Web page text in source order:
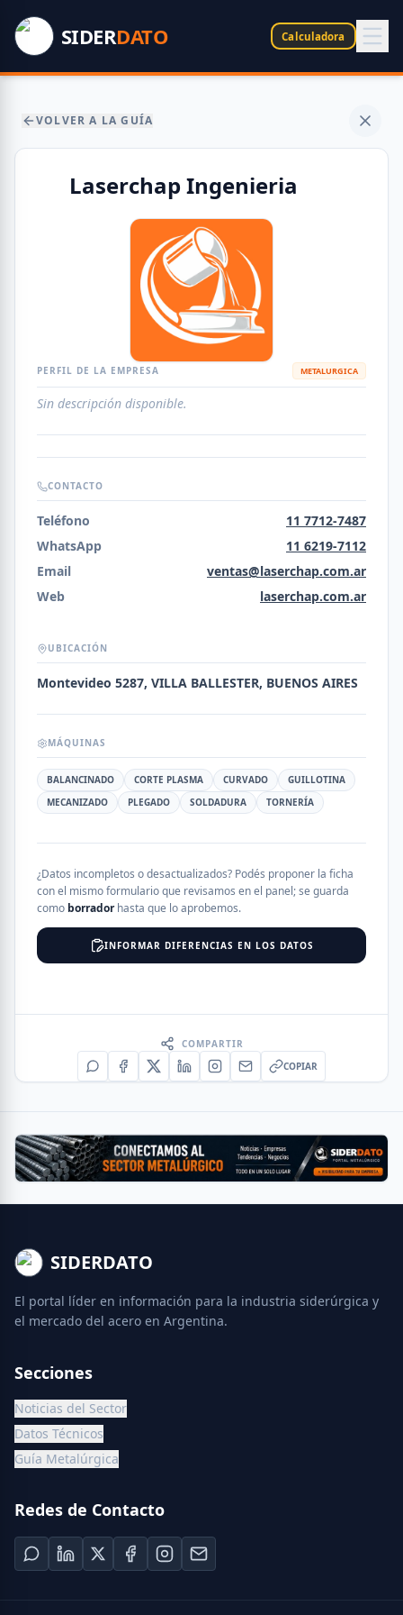
SIDERDATO Calculadora
VOLVER A LA GUÍA
Laserchap Ingenieria
PERFIL DE LA EMPRESA METALURGICA
Sin descripción disponible.
CONTACTO
Teléfono
11 7712-7487
WhatsApp
11 6219-7112
Email
ventas@laserchap.com.ar
Web
laserchap.com.ar
UBICACIÓN
Montevideo 5287, VILLA BALLESTER, BUENOS AIRES
MÁQUINAS
BALANCINADO CORTE PLASMA CURVADO
GUILLOTINA
MECANIZADO
PLEGADO SOLDADURA TORNERÍA
¿Datos incompletos o desactualizados? Podés proponer la ficha
con el mismo formulario que revisamos en el panel; se guarda
como borradorhasta que lo aprobemos.
INFORMAR DIFERENCIAS EN LOS DATOS
COMPARTIR
COPIAR
SIDERDATO
El portal líder en información para la industria siderúrgica y
el mercado del acero en Argentina.
Secciones
Noticias del Sector
Datos Técnicos
Guía Metalúrgica
Redes de Contacto